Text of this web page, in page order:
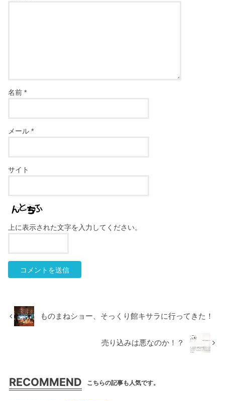
名前*
メール*
サイト
上に表示された文字を入力してください。
ものまねショー、そっくり館キサラに行ってきた！
売り込みは悪なのか！？
RECOMMEND こちらの記事も人気です。